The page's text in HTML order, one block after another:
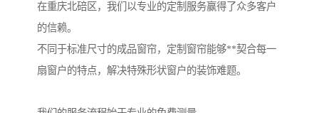
在重庆北碚区，我们以专业的定制服务赢得了众多客户
的信赖。
不同于标准尺寸的成品窗帘，定制窗帘能够**契合每一
扇窗户的特点，解决特殊形状窗户的装饰难题。